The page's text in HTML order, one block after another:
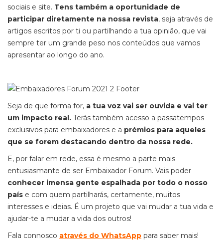
sociais e site. Tens também a oportunidade de
participar diretamente na nossa revista, seja através de
artigos escritos por ti ou partilhando a tua opinião, que vai
sempre ter um grande peso nos conteúdos que vamos
apresentar ao longo do ano.
Seja de que forma for, a tua voz vai ser ouvida e vai ter
um impacto real. Terás também acesso a passatempos
exclusivos para embaixadores e a prémios para aqueles
que se forem destacando dentro da nossa rede.
E, por falar em rede, essa é mesmo a parte mais
entusiasmante de ser Embaixador Forum. Vais poder
conhecer imensa gente espalhada por todo o nosso
país e com quem partilharás, certamente, muitos
interesses e ideias. É um projeto que vai mudar a tua vida e
ajudar-te a mudar a vida dos outros!
Fala connosco através do WhatsApp para saber mais!